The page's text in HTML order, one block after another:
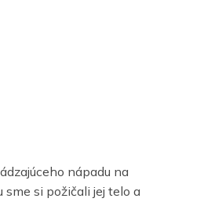
nápadu na
sme si požičali jej telo a